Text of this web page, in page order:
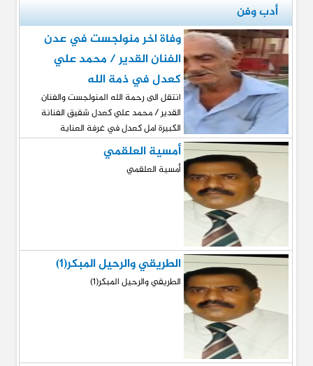
أدب وفن
وفاة اخر منولجست في عدن
الفنان القدير / محمد علي
كعدل في ذمة الله
انتقل الى رحمة الله المنولجست والفنان
القدير / محمد علي كعدل شقيق الفنانة
الكبيرة امل كعدل في غرفة العناية
أمسية العلقمي
أمسية العلقمي
الطريقي والرحيل المبكر(1)
الطريقي والرحيل المبكر(1)